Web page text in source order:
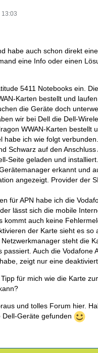
13:03
habe auch schon direkt
eine Info oder einen
5411 Notebooks ein.
Karten bestellt und
die Geräte doch
wir bei Dell die Dell-
WWAN-Karten bestellt
habe ich wie folgt
Schwarz auf den Anschluss
Seite geladen und installiert.
erkannt und
angezeigt. Provider der
für APN habe ich die
lässt sich die mobile
kommt auch keine
der Karte sieht es so
steht die
passiert. Auch die Vodafone
zeigt nur eine
für mich wie die Karte
und tolles Forum hier.
Geräte gefunden